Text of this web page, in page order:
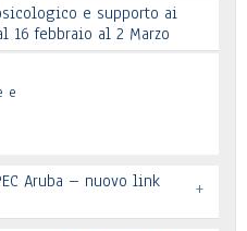
e supporto ai
16 febbraio al 2 Marzo
e
Aruba – nuovo link
+